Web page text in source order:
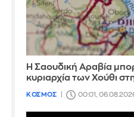
Η Σαουδική Αραβία
κυριαρχία των Χούθι
ΚΟΣΜΟΣ 00:01,